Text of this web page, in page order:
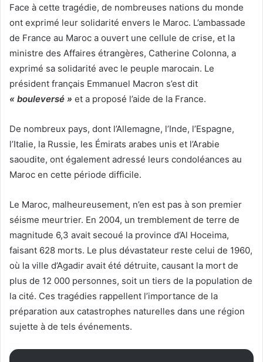
Face à cette tragédie, de nombreuses nations du monde
ont exprimé leur solidarité envers le Maroc. L’ambassade
de France au Maroc a ouvert une cellule de crise, et la
ministre des Affaires étrangères, Catherine Colonna, a
exprimé sa solidarité avec le peuple marocain. Le
président français Emmanuel Macron s’est dit
« bouleversé » et a proposé l’aide de la France.
De nombreux pays, dont l’Allemagne, l’Inde, l’Espagne,
l’Italie, la Russie, les Émirats arabes unis et l’Arabie
saoudite, ont également adressé leurs condoléances au
Maroc en cette période difficile.
Le Maroc, malheureusement, n’en est pas à son premier
séisme meurtrier. En 2004, un tremblement de terre de
magnitude 6,3 avait secoué la province d’Al Hoceima,
faisant 628 morts. Le plus dévastateur reste celui de 1960,
où la ville d’Agadir avait été détruite, causant la mort de
plus de 12 000 personnes, soit un tiers de la population de
la cité. Ces tragédies rappellent l’importance de la
préparation aux catastrophes naturelles dans une région
sujette à de tels événements.